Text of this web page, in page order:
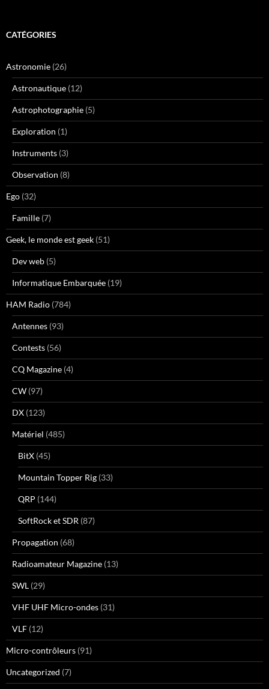
CATÉGORIES
Astronomie (26)
Astronautique (12)
Astrophotographie (5)
Exploration (1)
Instruments (3)
Observation (8)
Ego (32)
Famille (7)
Geek, le monde est geek (51)
Dev web (5)
Informatique Embarquée (19)
HAM Radio (784)
Antennes (93)
Contests (56)
CQ Magazine (4)
CW (97)
DX (123)
Matériel (485)
BitX (45)
Mountain Topper Rig (33)
QRP (144)
SoftRock et SDR (87)
Propagation (68)
Radioamateur Magazine (13)
SWL (29)
VHF UHF Micro-ondes (31)
VLF (12)
Micro-contrôleurs (91)
Uncategorized (7)